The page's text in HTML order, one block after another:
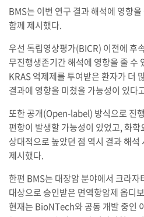
BMS는 이번 연구 결과 해석에 영향
함께 제시했다.
우선 독립영상평가(BICR) 이전에 후
무진행생존기간 해석에 영향을 줄 수
KRAS 억제제를 투여받은 환자가 더
결과에 영향을 미쳤을 가능성이 있다
또한 공개(Open-label) 방식으로 진
편향이 발생할 가능성이 있었고, 화
상대적으로 높았던 점 역시 결과 해석
제시했다.
한편 BMS는 대장암 분야에서 크라자
대상으로 승인받은 면역항암제 옵디
현재는 BioNTech와 공동 개발 중인